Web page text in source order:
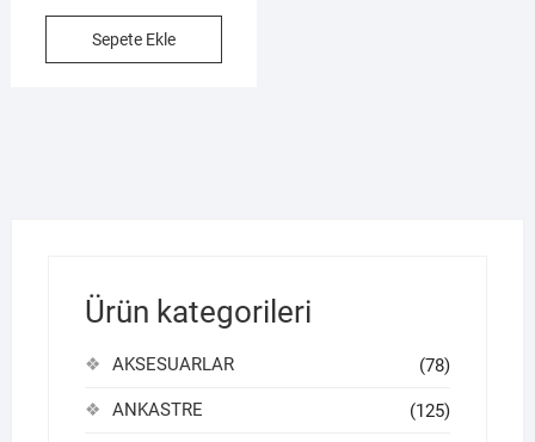
fiyat:
andaki
672,00 $.
Sepete Ekle
Ürün kategorileri
AKSESUARLAR (78)
ANKASTRE (125)